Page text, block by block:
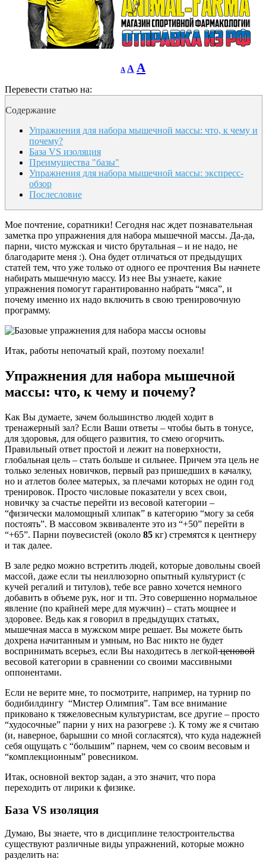
A
Decrease
font
A Reset
font
A
size.
Перевести статью на:
Содержание
Упражнения для набора мышечной массы: что, к чему и
почему?
База VS изоляция
Преимущества "базы"
Упражнения для набора мышечной массы: экспресс-
обзор
Послесловие
Мое почтение, соратники! Сегодня нас ждет познавательная
заметка про упражнения для набора мышечной массы. Да-да,
парни, чисто мужская и чисто брутальная – и не надо, не
благодарите меня :). Она будет отличаться от предыдущих
статей тем, что уже только от одного ее прочтения Вы начнете
набирать мышечную массу. Из нее Вы узнаете, какие
упражнения помогут гарантированно набрать “мяса”, и
почему именно их надо включить в свою тренировочную
программу.
Итак, работы непочатый край, поэтому поехали!
Упражнения для набора мышечной
массы: что, к чему и почему?
Как Вы думаете, зачем большинство людей ходит в
тренажерный зал? Если Ваши ответы – чтобы быть в тонусе,
для здоровья, для общего развития, то смею огорчить.
Правильный ответ простой и лежит на поверхности,
глобальная цель – стать больше и сильнее. Причем эта цель не
только зеленых новичков, первый раз пришедших в качалку,
но и атлетов более матерых, за плечами которых не один год
тренировок. Просто числовые показатели у всех свои,
новичку за счастье перейти из весовой категории –
“физически маломощный хлипак” в категорию “могу за себя
постоять”. В массовом эквиваленте это из “+50” перейти в
“+65”. Парни поувесистей (около 85 кг) стремятся к центнеру
и так далее.
В зале редко можно встретить людей, которые довольны своей
массой, даже если ты неиллюзорно опытный культурист (с
кучей регалий и титулов), тебе все равно хочется немного
добавить в объеме рук, ног и тп. Это совершенно нормальное
явление (по крайней мере для мужчин) – стать мощнее и
здоровее. Ведь как я говорил в предыдущих статьях,
мышечная масса в мужском мире решает. Вы можете быть
дохрена начитанным и умным, но Вас никто не будет
воспринимать всерьез, если Вы находитесь в легкойценовой
весовой категории в сравнении со своими массивными
оппонентами.
Если не верите мне, то посмотрите, например, на турнир по
бодибилдингу “Мистер Олимпия”. Там все внимание
приковано к тяжеловесным культуристам, все другие – просто
“худосочные” парни у них на разогреве :). К тому же я считаю
(и, наверное, барышни со мной согласятся), что куда надежней
себя ощущать с “большим” парнем, чем со своим весовым и
“комплекционным” ровесником.
Итак, основной вектор задан, а это значит, что пора
переходить от лирики к физике.
База VS изоляция
Думаю, Вы знаете, что в дисциплине телостроительства
существуют различные виды упражнений, которые можно
разделить на: